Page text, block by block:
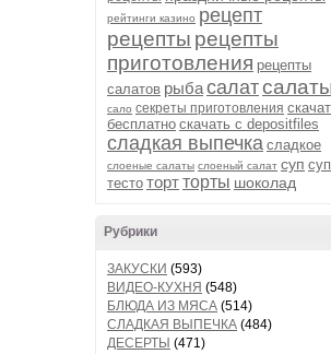
рейтинги казино рецепт
рецепты рецепты
приготовления рецепты
салатов рыбасалат
сало секреты приготовления
бесплатно скачать с depositfiles
сладкая выпечка сладкое
слоеные салаты слоеный салат суп
тесто тортторты шоколад
Рубрики
ЗАКУСКИ (593)
ВИДЕО-КУХНЯ (548)
БЛЮДА ИЗ МЯСА (514)
СЛАДКАЯ ВЫПЕЧКА (484)
ДЕСЕРТЫ (471)